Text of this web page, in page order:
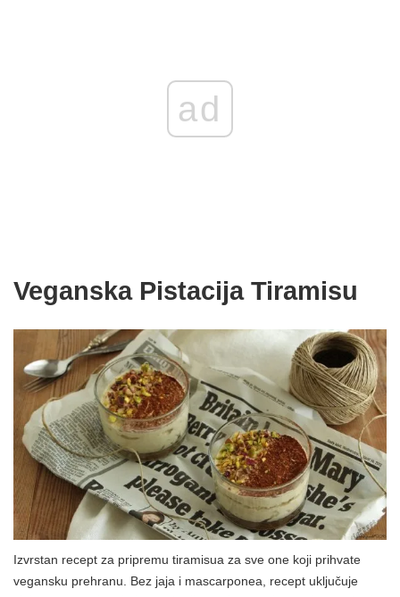
ad
Veganska Pistacija Tiramisu
Izvrstan recept za pripremu tiramisua za sve one koji prihvate
vegansku prehranu. Bez jaja i mascarponea, recept uključuje